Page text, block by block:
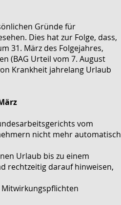
Gründe für
Dies hat zur Folge, dass,
31. März des Folgejahres,
(BAG Urteil vom 7. August
Krankheit jahrelang Urlaub
vom
nicht mehr automatisch
Urlaub bis zu einem
rechtzeitig darauf hinweisen,